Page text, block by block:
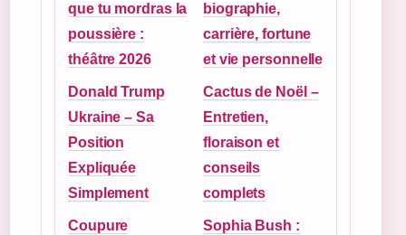
que tu mordras la
poussière :
théâtre 2026
biographie,
carrière, fortune
et vie personnelle
Donald Trump
Ukraine – Sa
Position
Expliquée
Simplement
Cactus de Noël –
Entretien,
floraison et
conseils
complets
Coupure
Sophia Bush :